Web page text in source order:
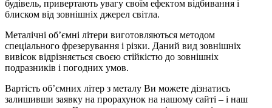
будівель, привертають увагу своїм ефектом відбивання і
блиском від зовнішніх джерел світла.
Металічні об’ємні літери виготовляються методом
спеціального фрезерування і різки. Даний вид зовнішніх
вивісок відрізняється своєю стійкістю до зовнішніх
подразників і погодних умов.
Вартість об’ємних літер з металу Ви можете дізнатись
залишивши заявку на прорахунок на нашому сайті – і наш